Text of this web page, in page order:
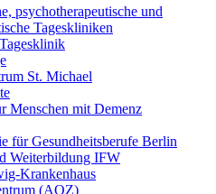
psychotherapeutische und
Tageskliniken
St. Michael
Menschen mit Demenz
für Gesundheitsberufe Berlin
Weiterbildung IFW
Krankenhaus
(AOZ)